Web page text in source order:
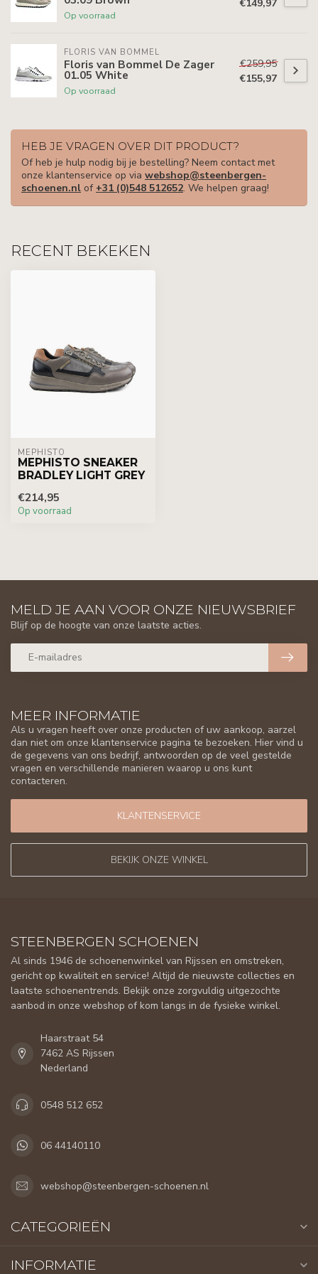
Op voorraad
€149,97
FLORIS VAN BOMMEL
Floris van Bommel De Zager
01.05 White
Op voorraad
€259,95
€155,97
HEB JE VRAGEN OVER DIT PRODUCT?
Of heb je hulp nodig bij je bestelling? Neem contact met
onze klantenservice op via webshop@steenbergen-
schoenen.nl of +31 (0)548 512652. We helpen graag!
RECENT BEKEKEN
MEPHISTO
MEPHISTO SNEAKER
BRADLEY LIGHT GREY
€214,95
Op voorraad
MEER INFORMATIE
Als u vragen heeft over onze producten of uw aankoop, aarzel
dan niet om onze klantenservice pagina te bezoeken. Hier vind u
de gegevens van ons bedrijf, antwoorden op de veel gestelde
vragen en verschillende manieren waarop u ons kunt
contacteren.
KLANTENSERVICE
BEKIJK ONZE WINKEL
MELD JE AAN VOOR ONZE NIEUWSBRIEF
Blijf op de hoogte van onze laatste acties.
STEENBERGEN SCHOENEN
Al sinds 1946 de schoenenwinkel van Rijssen en omstreken,
gericht op kwaliteit en service! Altijd de nieuwste collecties en
laatste schoenentrends. Bekijk onze zorgvuldig uitgezochte
aanbod in onze webshop of kom langs in de fysieke winkel.
Haarstraat 54
7462 AS Rijssen
Nederland
0548 512 652
06 44140110
webshop@steenbergen-schoenen.nl
CATEGORIEËN
INFORMATIE